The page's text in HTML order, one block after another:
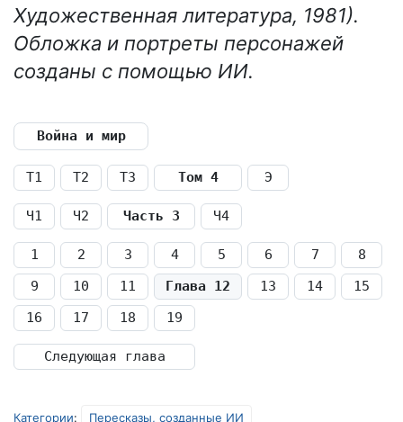
Художественная литература, 1981).
Обложка и портреты персонажей
созданы с помощью ИИ.
Война и мир
Т1 Т2 Т3 Том 4 Э
Ч1 Ч2 Часть 3 Ч4
1 2 3 4 5 6 7
8
9
10 11 Глава 12 13 14
15
16
17 18 19
Следующая глава
Категории: Пересказы, созданные ИИ